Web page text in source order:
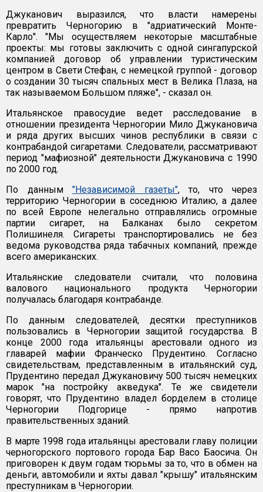
Джуканович выразился, что власти намерены
превратить Черногорию в "адриатический Монте-
Карло". "Мы осуществляем некоторые масштабные
проекты: мы готовы заключить с одной сингапурской
компанией договор об управлении туристическим
центром в Свети Стефан, с немецкой группой - договор
о создании 30 тысяч спальных мест в Велика Плаза, на
так называемом Большом пляже", - сказал он.
Итальянское правосудие ведет расследование в
отношении президента Черногории Мило Джукановича
и ряда других высших чинов республики в связи с
контрабандой сигаретами. Следователи, рассматривают
период "мафиозной" деятельности Джукановича с 1990
по 2000 год.
По данным "Независимой газеты", то, что через
территорию Черногории в соседнюю Италию, а далее
по всей Европе нелегально отправлялись огромные
партии сигарет, на Балканах было секретом
Полишинеля. Сигареты транспортировались не без
ведома руководства ряда табачных компаний, прежде
всего американских.
Итальянские следователи считали, что половина
валового национального продукта Черногории
получалась благодаря контрабанде.
По данным следователей, десятки преступников
пользовались в Черногории защитой государства. В
конце 2000 года итальянцы арестовали одного из
главарей мафии Франческо Прудентино. Согласно
свидетельствам, представленным в итальянский суд,
Прудентино передал Джукановичу 500 тысяч немецких
марок "на постройку акведука". Те же свидетели
говорят, что Прудентино владел борделем в столице
Черногории Подгорице - прямо напротив
правительственных зданий.
В марте 1998 года итальянцы арестовали главу полиции
черногорского портового города Бар Васо Баосича. Он
приговорен к двум годам тюрьмы за то, что в обмен на
деньги, автомобили и яхты давал "крышу" итальянским
преступникам в Черногории.